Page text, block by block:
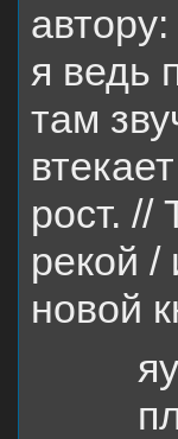
я ведь
там
рост. //
рекой
новой